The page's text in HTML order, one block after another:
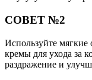
СОВЕТ №2
Используйте
кремы для ухода за
раздражение и